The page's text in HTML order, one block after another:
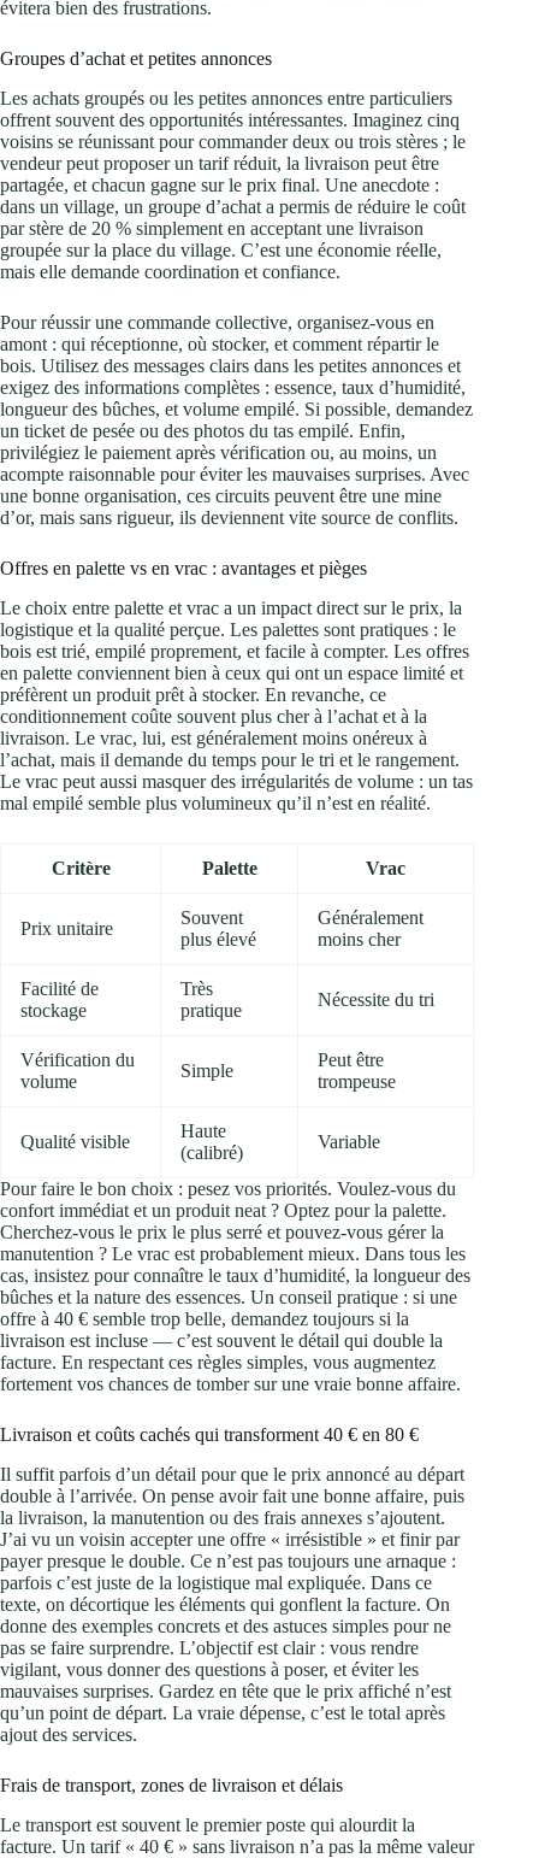
évitera bien des frustrations.
Groupes d’achat et petites annonces
Les achats groupés ou les petites annonces entre particuliers
offrent souvent des opportunités intéressantes. Imaginez cinq
voisins se réunissant pour commander deux ou trois stères ; le
vendeur peut proposer un tarif réduit, la livraison peut être
partagée, et chacun gagne sur le prix final. Une anecdote :
dans un village, un groupe d’achat a permis de réduire le coût
par stère de 20 % simplement en acceptant une livraison
groupée sur la place du village. C’est une économie réelle,
mais elle demande coordination et confiance.
Pour réussir une commande collective, organisez-vous en
amont : qui réceptionne, où stocker, et comment répartir le
bois. Utilisez des messages clairs dans les petites annonces et
exigez des informations complètes : essence, taux d’humidité,
longueur des bûches, et volume empilé. Si possible, demandez
un ticket de pesée ou des photos du tas empilé. Enfin,
privilégiez le paiement après vérification ou, au moins, un
acompte raisonnable pour éviter les mauvaises surprises. Avec
une bonne organisation, ces circuits peuvent être une mine
d’or, mais sans rigueur, ils deviennent vite source de conflits.
Offres en palette vs en vrac : avantages et pièges
Le choix entre palette et vrac a un impact direct sur le prix, la
logistique et la qualité perçue. Les palettes sont pratiques : le
bois est trié, empilé proprement, et facile à compter. Les offres
en palette conviennent bien à ceux qui ont un espace limité et
préfèrent un produit prêt à stocker. En revanche, ce
conditionnement coûte souvent plus cher à l’achat et à la
livraison. Le vrac, lui, est généralement moins onéreux à
l’achat, mais il demande du temps pour le tri et le rangement.
Le vrac peut aussi masquer des irrégularités de volume : un tas
mal empilé semble plus volumineux qu’il n’est en réalité.
Critère Palette Vrac
Prix unitaire
Souvent
plus élevé
Généralement
moins cher
Facilité de
stockage
Très
pratique
Nécessite du tri
Vérification du
volume
Simple
Peut être
trompeuse
Qualité visible
Haute
(calibré)
Variable
Pour faire le bon choix : pesez vos priorités. Voulez-vous du
confort immédiat et un produit neat ? Optez pour la palette.
Cherchez-vous le prix le plus serré et pouvez-vous gérer la
manutention ? Le vrac est probablement mieux. Dans tous les
cas, insistez pour connaître le taux d’humidité, la longueur des
bûches et la nature des essences. Un conseil pratique : si une
offre à 40 € semble trop belle, demandez toujours si la
livraison est incluse — c’est souvent le détail qui double la
facture. En respectant ces règles simples, vous augmentez
fortement vos chances de tomber sur une vraie bonne affaire.
Livraison et coûts cachés qui transforment 40 € en 80 €
Il suffit parfois d’un détail pour que le prix annoncé au départ
double à l’arrivée. On pense avoir fait une bonne affaire, puis
la livraison, la manutention ou des frais annexes s’ajoutent.
J’ai vu un voisin accepter une offre « irrésistible » et finir par
payer presque le double. Ce n’est pas toujours une arnaque :
parfois c’est juste de la logistique mal expliquée. Dans ce
texte, on décortique les éléments qui gonflent la facture. On
donne des exemples concrets et des astuces simples pour ne
pas se faire surprendre. L’objectif est clair : vous rendre
vigilant, vous donner des questions à poser, et éviter les
mauvaises surprises. Gardez en tête que le prix affiché n’est
qu’un point de départ. La vraie dépense, c’est le total après
ajout des services.
Frais de transport, zones de livraison et délais
Le transport est souvent le premier poste qui alourdit la
facture. Un tarif « 40 € » sans livraison n’a pas la même valeur